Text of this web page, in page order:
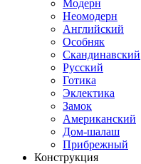
Модерн
Неомодерн
Английский
Особняк
Скандинавский
Русский
Готика
Эклектика
Замок
Американский
Дом-шалаш
Прибрежный
Конструкция